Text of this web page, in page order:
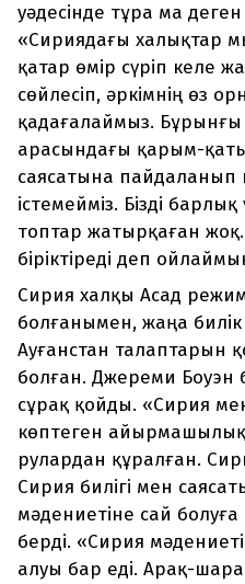
уәдесінде тұра ма
«Сириядағы халықтар
қатар өмір сүріп келе
сөйлесіп, әркімнің өз
қадағалаймыз.
арасындағы қарым-
саясатына пайдаланып
істемейміз. Бізді
топтар жатырқаған
біріктіреді деп
Сирия халқы Асад
болғанымен, жаңа
Ауғанстан талаптарын
болған. Джереми Боуэн
сұрақ қойды. «Сирия
көптеген айырмашылық
рулардан құралған.
Сирия билігі мен
мәдениетіне сай
берді. «Сирия
алуы бар еді. Арақ-